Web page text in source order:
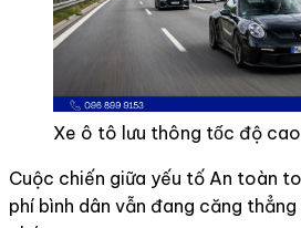
Xe ô tô lưu thông tốc độ
Cuộc chiến giữa yếu tố An toàn
phí bình dân vẫn đang căng